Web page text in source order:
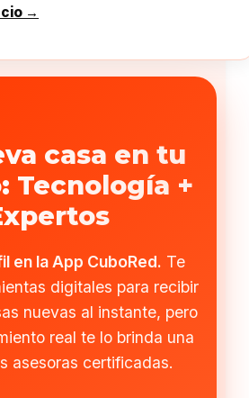
→
casa en tu
Tecnología +
en la App CuboRed. Te
digitales para recibir
nuevas al instante, pero
real te lo brinda una
asesoras certificadas.